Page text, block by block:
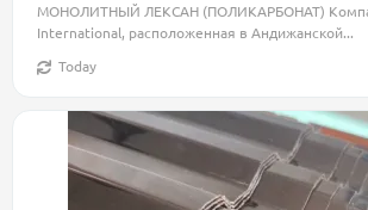
МОНОЛИТНЫЙ ЛЕКСАН (ПОЛИКАРБОНАТ)
International, расположенная в Андижанской...
Today